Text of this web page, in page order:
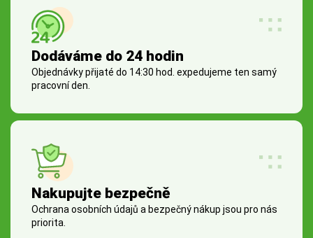
Dodáváme do 24 hodin
Objednávky přijaté do 14:30 hod. expedujeme ten samý
pracovní den.
Nakupujte bezpečně
Ochrana osobních údajů a bezpečný nákup jsou pro nás
priorita.